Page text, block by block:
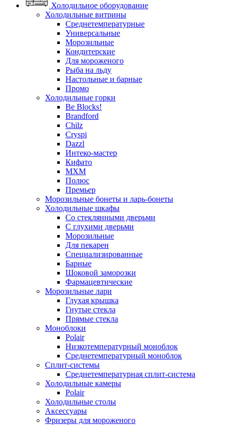
Холодильное оборудование
Холодильные витрины
Среднетемпературные
Универсальные
Морозильные
Кондитерские
Для мороженого
Рыба на льду
Настольные и барные
Промо
Холодильные горки
Be Blocks!
Brandford
Chilz
Cryspi
Dazzl
Интеко-мастер
Кифато
МХМ
Полюс
Премьер
Морозильные бонеты и ларь-бонеты
Холодильные шкафы
Со стеклянными дверьми
С глухими дверьми
Морозильные
Для пекарен
Специализированные
Барные
Шоковой заморозки
Фармацевтические
Морозильные лари
Глухая крышка
Гнутые стекла
Прямые стекла
Моноблоки
Polair
Низкотемпературный моноблок
Среднетемпературный моноблок
Сплит-системы
Среднетемпературная сплит-система
Холодильные камеры
Polair
Холодильные столы
Аксессуары
Фризеры для мороженого